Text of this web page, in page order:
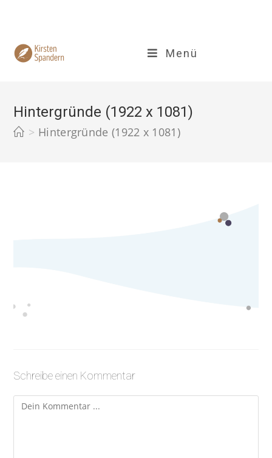
Menü
Hintergründe (1922 x 1081)
> Hintergründe (1922 x 1081)
Schreibe einen Kommentar
Kommentieren